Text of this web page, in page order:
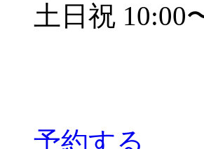
土日祝 10:00
予約する